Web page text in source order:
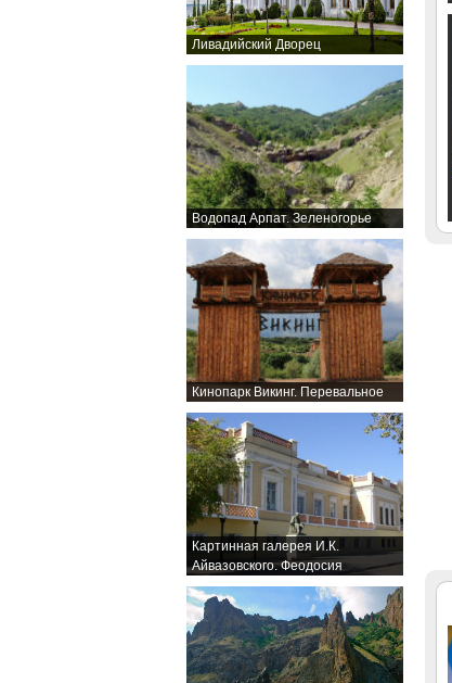
Ливадийский Дворец
Водопад Арпат. Зеленогорье
Кинопарк Викинг. Перевальное
Картинная галерея И.К.
Айвазовского. Феодосия